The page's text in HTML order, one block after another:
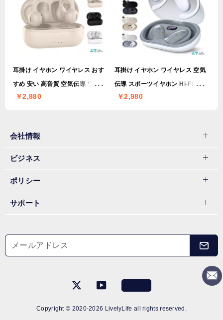
耳掛け イヤホン ワイヤレス おす
すめ 安い 高音質 空気伝導 ワイヤ
レスイヤホン iPhone Android 対
￥2,880
耳掛け イヤホン ワイヤレス 空気
伝導 スポーツイヤホン Hi-Fi 高音
質 iPhone/Android適用
￥2,980
会社情報
ビジネス
ポリシー
サポート
Copyright © 2020-2026 LivelyLife all rights reserved.